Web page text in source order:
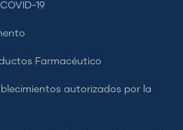
19
Farmacéutico
autorizados por la